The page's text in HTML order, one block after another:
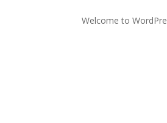
Welcome to